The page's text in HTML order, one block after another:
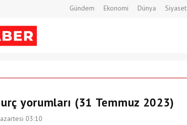
Gündem Ekonomi Dünya Siyaset
yorumları (31 Temmuz 2023)
03:10